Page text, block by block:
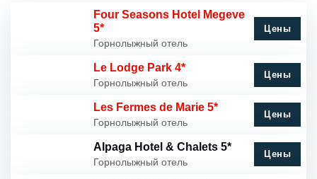
Four Seasons Hotel Megeve
5*
Горнолыжный отель
Цены
Le Lodge Park 4*
Горнолыжный отель
Цены
Les Fermes de Marie 5*
Горнолыжный отель
Цены
Alpaga Hotel & Chalets 5*
Горнолыжный отель
Цены